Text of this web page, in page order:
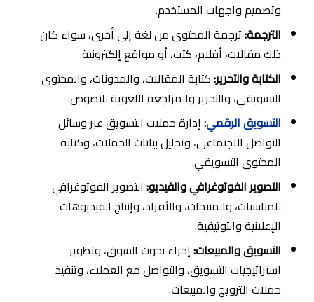
وتصميم واجهات المستخدم.
الترجمة:ترجمة المحتوى من لغة إلى أخرى، سواء كان
ذلك مقالات، أفلام، كتب، أو مواقع إلكترونية.
الكتابة والتحرير:كتابة المقالات، والمدونات، والمحتوى
التسويقي، والتحرير والمراجعة اللغوية للنصوص.
التسويق الرقمي:إدارة حملات التسويق عبر وسائل
التواصل الاجتماعي، وتحليل بيانات الحملات، وكتابة
المحتوى التسويقي.
التصوير الفوتوغرافي والفيديو: التصوير الفوتوغرافي
للمناسبات، والمنتجات، والأفراد، وإنتاج الفيديوهات
الإعلانية والتوثيقية.
التسويق والمبيعات:إجراء بحوث السوق، وتطوير
استراتيجيات التسويق، والتواصل مع العملاء، وتنفيذ
حملات الترويج والمبيعات.